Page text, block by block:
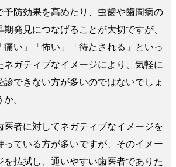
予防効果を高めたり、虫歯や歯周病の
期発見につなげることが大切ですが、
「痛い」「怖い」「待たされる」といっ
ネガティブなイメージにより、気軽に
診できない方が多いのではないでしょ
か。
医者に対してネガティブなイメージを
っている方が多いですが、そのイメー
を払拭し、通いやすい歯医者でありた